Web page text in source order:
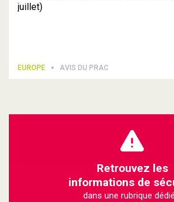
juillet)
EUROPE AVIS DU PRAC
Retrouvez les
informations de
dans une rubrique